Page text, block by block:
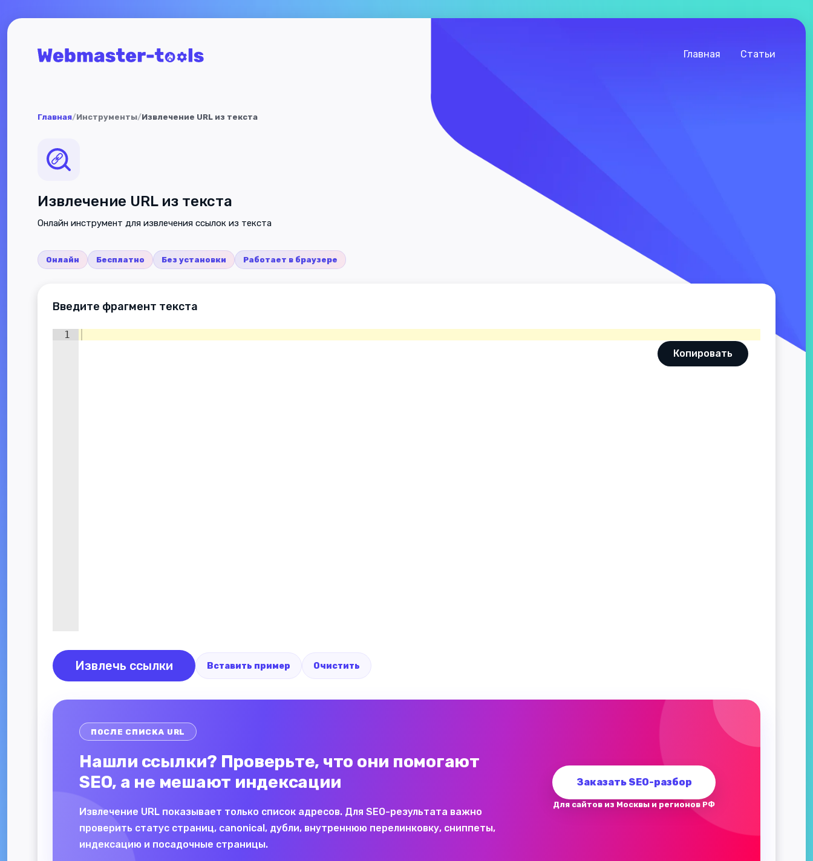
Главная Статьи
Главная/Инструменты/Извлечение URL из текста
Извлечение URL из текста
Онлайн инструмент для извлечения ссылок из текста
Онлайн Бесплатно Без установки Работает в браузере
Введите фрагмент текста
Копировать
1
Извлечь ссылки Вставить пример Очистить
ПОСЛЕ СПИСКА URL
Нашли ссылки? Проверьте, что они помогают
SEO, а не мешают индексации
Извлечение URL показывает только список адресов. Для SEO-результата важно
проверить статус страниц, canonical, дубли, внутреннюю перелинковку, сниппеты,
индексацию и посадочные страницы.
Заказать SEO-разбор
Для сайтов из Москвы и регионов РФ